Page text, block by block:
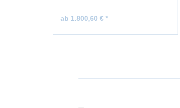
ab 1.800,60 € *